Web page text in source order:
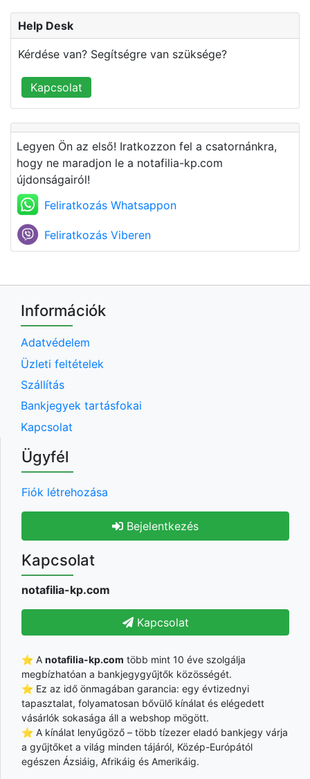
Help Desk
Kérdése van? Segítségre van szüksége?
Kapcsolat
Legyen Ön az első! Iratkozzon fel a csatornánkra,
hogy ne maradjon le a notafilia-kp.com
újdonságairól!
Feliratkozás Whatsappon
Feliratkozás Viberen
Információk
Adatvédelem
Üzleti feltételek
Szállítás
Bankjegyek tartásfokai
Kapcsolat
Ügyfél
Fiók létrehozása
Bejelentkezés
Kapcsolat
notafilia-kp.com
Kapcsolat
⭐ A notafilia-kp.com több mint 10 éve szolgálja
megbízhatóan a bankjegygyűjtők közösségét.
⭐ Ez az idő önmagában garancia: egy évtizednyi
tapasztalat, folyamatosan bővülő kínálat és elégedett
vásárlók sokasága áll a webshop mögött.
⭐ A kínálat lenyűgöző – több tízezer eladó bankjegy várja
a gyűjtőket a világ minden tájáról, Közép-Európától
egészen Ázsiáig, Afrikáig és Amerikáig.